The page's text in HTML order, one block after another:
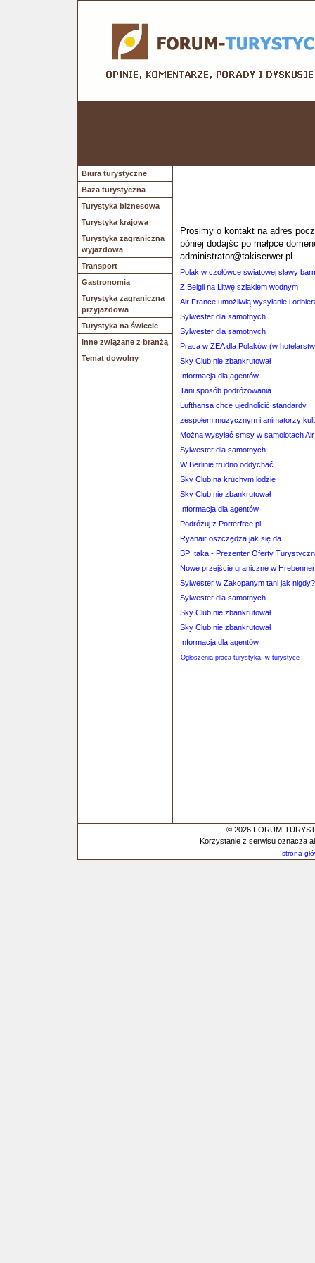
Biura turystyczne
Baza turystyczna
Turystyka biznesowa
Turystyka krajowa
Turystyka zagraniczna
wyjazdowa
Transport
Gastronomia
Turystyka zagraniczna
przyjazdowa
Turystyka na świecie
Inne związane z branżą
Temat dowolny
Prosimy o kontakt na adres
póniej dodajšc po małpce
administrator@takiserwer.pl
Polak w czołówce światowej sławy
Z Belgii na Litwę szlakiem wodnym
Air France umożliwią wysyłanie i
Sylwester dla samotnych
Sylwester dla samotnych
Praca w ZEA dla Polaków (w
Sky Club nie zbankrutował
Informacja dla agentów
Tani sposób podróżowania
Lufthansa chce ujednolicić standardy
zespołem muzycznym i animatorzy
Można wysyłać smsy w samolotach
Sylwester dla samotnych
W Berlinie trudno oddychać
Sky Club na kruchym lodzie
Sky Club nie zbankrutował
Informacja dla agentów
Podróżuj z Porterfree.pl
Ryanair oszczędza jak się da
BP Itaka - Prezenter Oferty
Nowe przejście graniczne w
Sylwester w Zakopanym tani jak nigdy?
Sylwester dla samotnych
Sky Club nie zbankrutował
Sky Club nie zbankrutował
Informacja dla agentów
Ogłoszenia praca turystyka, w turystyce
© 2026 FORUM-
Korzystanie z serwisu oznacza
strona